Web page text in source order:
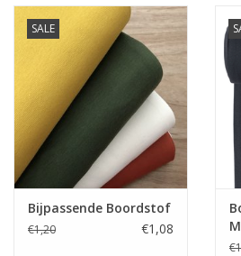
Stofbreedte
140 cm
Samenstelling 80% katoen 20%PL
280gr
Toepassing
Tshirt, trui, broekjes, ...
Label
Oekotex
Stretch
beetje
SALE
Bijpassende Boordstof
€1,20 €1,08